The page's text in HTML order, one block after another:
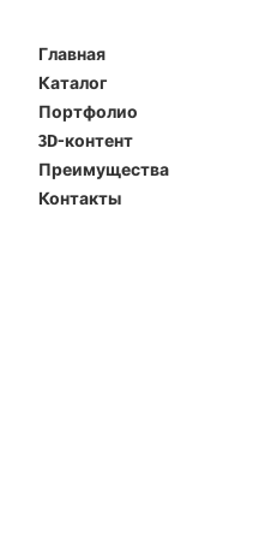
Главная
Каталог
Портфолио
3D-контент
Преимущества
Контакты